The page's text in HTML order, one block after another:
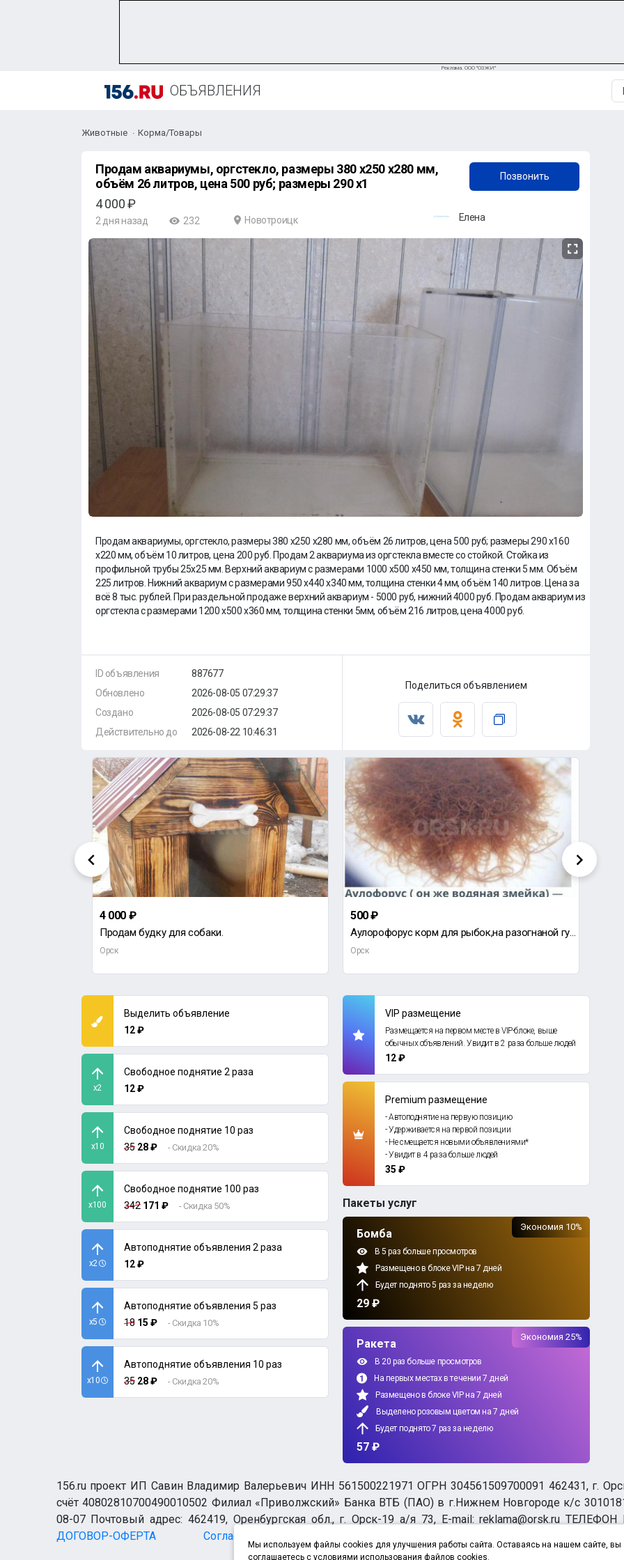
Реклама. ООО "ОЗЖИ"
ОБЪЯВЛЕНИЯ
Животные Корма/Товары
Продам аквариумы, оргстекло, размеры 380 х250 х280 мм,
объём 26 литров, цена 500 руб; размеры 290 х1
Позвонить
4 000 ₽
2 дня назад 232 Новотроицк Елена
Продам аквариумы, оргстекло, размеры 380 х250 х280 мм, объём 26 литров, цена 500 руб; размеры 290 х160
х220 мм, объём 10 литров, цена 200 руб. Продам 2 аквариума из оргстекла вместе со стойкой. Стойка из
профильной трубы 25х25 мм. Верхний аквариум с размерами 1000 х500 х450 мм, толщина стенки 5 мм. Объём
225 литров. Нижний аквариум с размерами 950 х440 х340 мм, толщина стенки 4 мм, объём 140 литров. Цена за
всё 8 тыс. рублей. При раздельной продаже верхний аквариум - 5000 руб, нижний 4000 руб. Продам аквариум из
оргстекла с размерами 1200 х500 х360 мм, толщина стенки 5мм, объём 216 литров, цена 4000 руб.
ID объявления
Обновлено
Создано
Действительно до
887677
2026-08-05 07:29:37
2026-08-05 07:29:37
2026-08-22 10:46:31
Поделиться объявлением
4 000 ₽
Продам будку для собаки.
Орск
500 ₽
Аулорофорус корм для рыбок,на разогнаной губке.500₽
Орск
Выделить объявление
12 ₽
x2
Свободное поднятие 2 раза
12 ₽
x10
Свободное поднятие 10 раз
35 28 ₽ - Скидка 20%
x100
Свободное поднятие 100 раз
342 171 ₽ - Скидка 50%
x2
Автоподнятие объявления 2 раза
12 ₽
x5
Автоподнятие объявления 5 раз
18 15 ₽ - Скидка 10%
x10
Автоподнятие объявления 10 раз
35 28 ₽ - Скидка 20%
VIP размещение
Размещается на первом месте в VIP-блоке, выше
обычных объявлений. Увидит в 2 раза больше людей
12 ₽
Premium размещение
- Автоподнятие на первую позицию
- Удерживается на первой позиции
- Не смещается новыми объявлениями*
- Увидит в 4 раза больше людей
35 ₽
Пакеты услуг
Бомба
В 5 раз больше просмотров
Размещено в блоке VIP на 7 дней
Будет поднято 5 раз за неделю
29 ₽
Экономия 10%
Ракета
В 20 раз больше просмотров
На первых местах в течении 7 дней
Размещено в блоке VIP на 7 дней
Выделено розовым цветом на 7 дней
Будет поднято 7 раз за неделю
57 ₽
Экономия 25%
156.ru проект ИП Савин Владимир Валерьевич ИНН 561500221971 ОГРН 304561509700091 462431, г.
счёт 40802810700490010502 Филиал «Приволжский» Банка ВТБ (ПАО) в г.Нижнем Новгороде к/с
08-07 Почтовый адрес: 462419, Оренбургская обл., г. Орск-19 а/я 73, E-mail: reklama@orsk.ru
ДОГОВОР-ОФЕРТА
Согласие на обработку персональных данных
Мы используем файлы cookies для улучшения работы сайта. Оставаясь на нашем сайте, вы
соглашаетесь с условиями использования файлов cookies.